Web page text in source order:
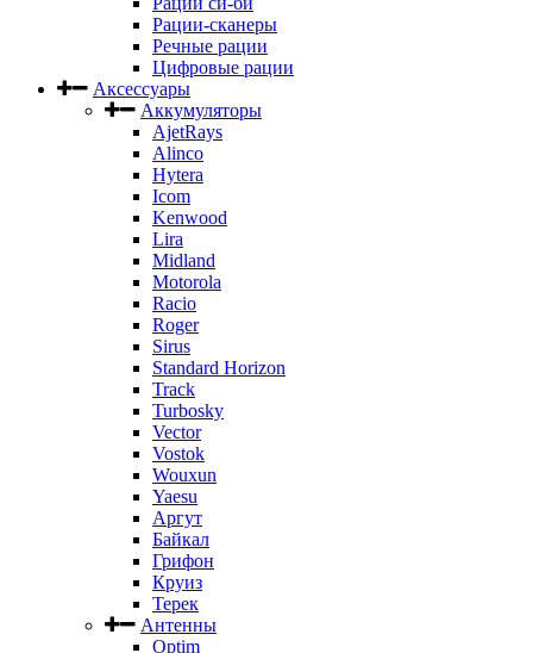
Рации-сканеры
Речные рации
Цифровые рации
Аксессуары
Аккумуляторы
AjetRays
Alinco
Hytera
Icom
Kenwood
Lira
Midland
Motorola
Racio
Roger
Sirus
Standard Horizon
Track
Turbosky
Vector
Vostok
Wouxun
Yaesu
Аргут
Байкал
Грифон
Круиз
Терек
Антенны
Optim